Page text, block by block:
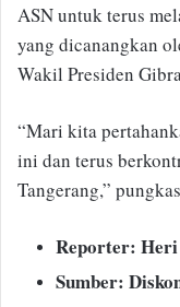
ASN untuk terus
yang dicanangkan
Wakil Presiden
“Mari kita
ini dan terus
Tangerang,”
Reporter:
Sumber: